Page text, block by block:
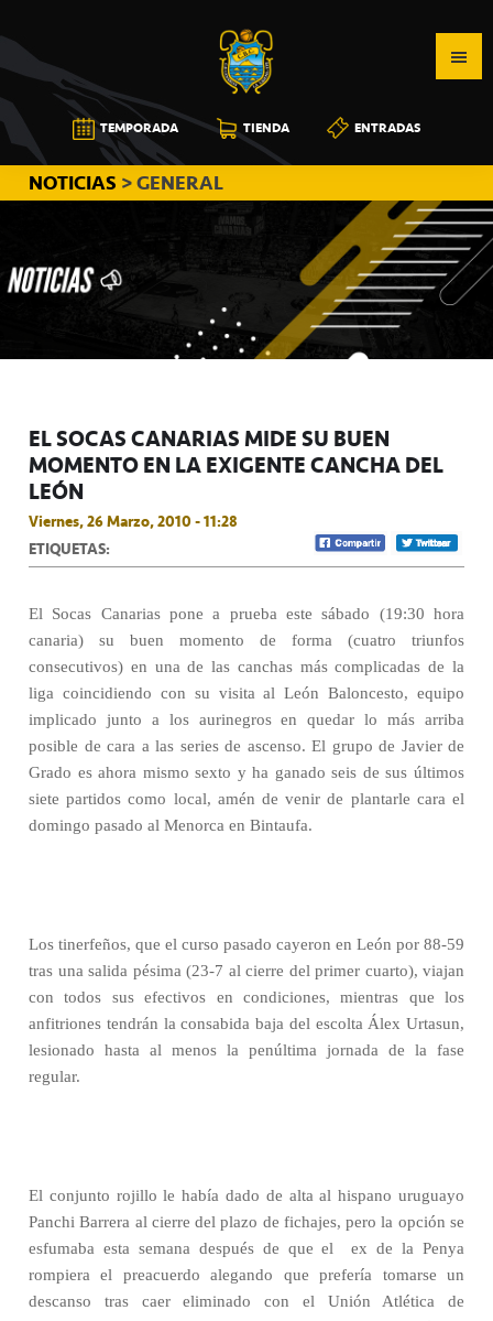
a
la
navegación
principal
al
contenido
principal
a
la
barra
lateral
principal
CB
CANARIAS
TEMPORADA TIENDA ENTRADAS
NOTICIAS > GENERAL
EL SOCAS CANARIAS MIDE SU BUEN
MOMENTO EN LA EXIGENTE CANCHA DEL
LEÓN
Viernes, 26 Marzo, 2010 - 11:28
ETIQUETAS:
El Socas Canarias pone a prueba este sábado (19:30 hora
canaria) su buen momento de forma (cuatro triunfos
consecutivos) en una de las canchas más complicadas de la
liga coincidiendo con su visita al León Baloncesto, equipo
implicado junto a los aurinegros en quedar lo más arriba
posible de cara a las series de ascenso. El grupo de Javier de
Grado es ahora mismo sexto y ha ganado seis de sus últimos
siete partidos como local, amén de venir de plantarle cara el
domingo pasado al Menorca en Bintaufa.
Los tinerfeños, que el curso pasado cayeron en León por 88-59
tras una salida pésima (23-7 al cierre del primer cuarto), viajan
con todos sus efectivos en condiciones, mientras que los
anfitriones tendrán la consabida baja del escolta Álex Urtasun,
lesionado hasta al menos la penúltima jornada de la fase
regular.
El conjunto rojillo le había dado de alta al hispano uruguayo
Panchi Barrera al cierre del plazo de fichajes, pero la opción se
esfumaba esta semana después de que el
ex de la Penya
rompiera el preacuerdo alegando que prefería tomarse un
descanso tras caer eliminado con el Unión Atlética de